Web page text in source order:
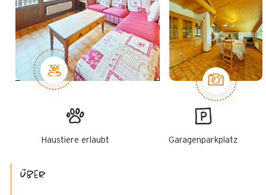
Haustiere erlaubt Garagenparkplatz
Über